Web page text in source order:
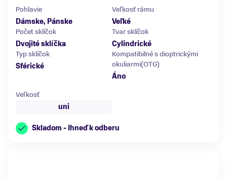
Pohlavie
Dámske, Pánske
Veľkosť rámu
Veľké
Počet sklíčok
Dvojité sklíčka
Tvar sklíčok
Cylindrické
Typ sklíčok
Sférické
Kompatibilné s dioptrickými
okuliarmi(OTG)
Áno
Veľkosť
uni
Skladom - Ihneď k odberu